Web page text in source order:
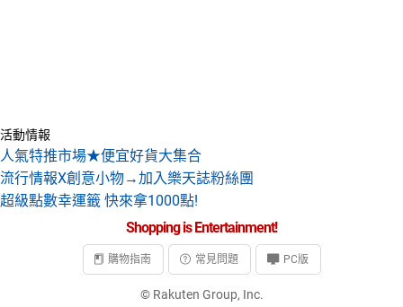
活動情報
人氣特推市場★便宜好貨大集合
流行情報X創意小物→加入樂天誌粉絲團
超級點數幸運籤 快來拿1000點!
Shopping is Entertainment!
購物指南 常見問題 PC版
© Rakuten Group, Inc.